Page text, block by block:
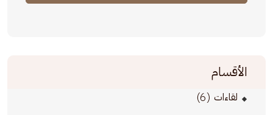
الأقسام
لقاءات (6)